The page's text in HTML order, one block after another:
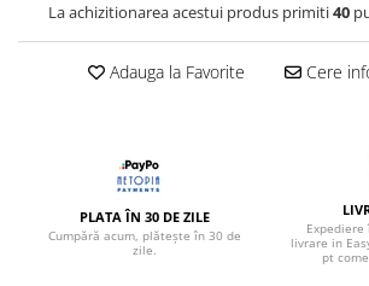
La achizitionarea acestui produs primiti40
Adauga la Favorite Cere
PLATA ÎN 30 DE ZILE
Cumpără acum, plătește în 30 de
zile.
Expediere
livrare in
pt